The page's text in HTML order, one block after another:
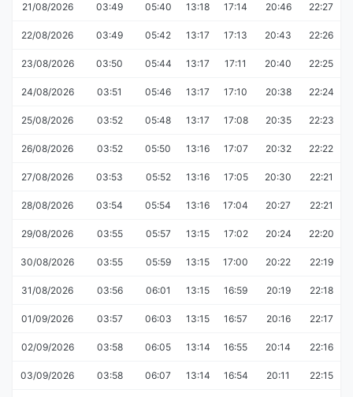
21/08/2026 03:49 05:40 13:18 17:14 20:46 22:27
22/08/2026 03:49 05:42 13:17 17:13 20:43 22:26
23/08/2026 03:50 05:44 13:17 17:11 20:40 22:25
24/08/2026 03:51 05:46 13:17 17:10 20:38 22:24
25/08/2026 03:52 05:48 13:17 17:08 20:35 22:23
26/08/2026 03:52 05:50 13:16 17:07 20:32 22:22
27/08/2026 03:53 05:52 13:16 17:05 20:30 22:21
28/08/2026 03:54 05:54 13:16 17:04 20:27 22:21
29/08/2026 03:55 05:57 13:15 17:02 20:24 22:20
30/08/2026 03:55 05:59 13:15 17:00 20:22 22:19
31/08/2026 03:56 06:01 13:15 16:59 20:19 22:18
01/09/2026 03:57 06:03 13:15 16:57 20:16 22:17
02/09/2026 03:58 06:05 13:14 16:55 20:14 22:16
03/09/2026 03:58 06:07 13:14 16:54 20:11 22:15